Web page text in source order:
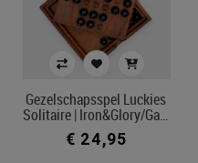
Gezelschapsspel Luckies
Solitaire | Iron&Glory/Ga…
€ 24,95